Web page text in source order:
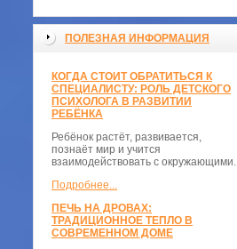
ПОЛЕЗНАЯ ИНФОРМАЦИЯ
КОГДА СТОИТ ОБРАТИТЬСЯ К
СПЕЦИАЛИСТУ: РОЛЬ ДЕТСКОГО
ПСИХОЛОГА В РАЗВИТИИ
РЕБЁНКА
Ребёнок растёт, развивается,
познаёт мир и учится
взаимодействовать с окружающими.
Подробнее...
ПЕЧЬ НА ДРОВАХ:
ТРАДИЦИОННОЕ ТЕПЛО В
СОВРЕМЕННОМ ДОМЕ